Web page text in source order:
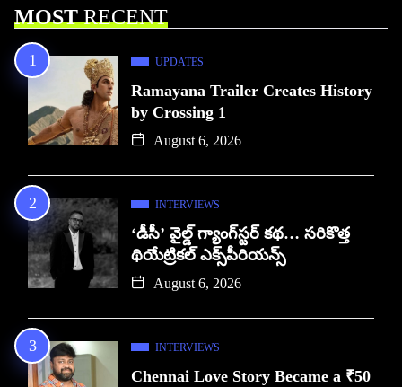
MOSTRECENT
UPDATES
Ramayana Trailer Creates History
by Crossing 1
August 6, 2026
INTERVIEWS
‘డీసీ’ వైల్డ్ గ్యాంగ్‌స్టర్ కథ… సరికొత్త
థియేట్రికల్ ఎక్స్‌పీరియన్స్
August 6, 2026
INTERVIEWS
Chennai Love Story Became a ₹50